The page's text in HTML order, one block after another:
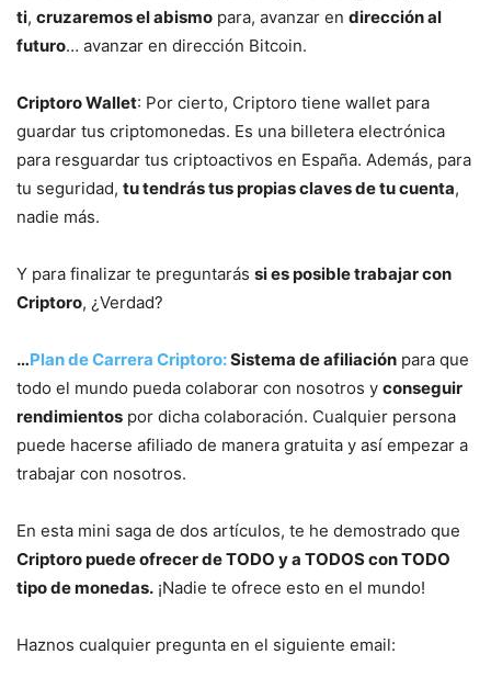
ti, cruzaremos el abismo para, avanzar en dirección al
futuro… avanzar en dirección Bitcoin.
Criptoro Wallet: Por cierto, Criptoro tiene wallet para
guardar tus criptomonedas. Es una billetera electrónica
para resguardar tus criptoactivos en España. Además, para
tu seguridad, tu tendrás tus propias claves de tu cuenta,
nadie más.
Y para finalizar te preguntarás si es posible trabajar con
Criptoro, ¿Verdad?
…Plan de Carrera Criptoro:Sistema de afiliación para que
todo el mundo pueda colaborar con nosotros y conseguir
rendimientos por dicha colaboración. Cualquier persona
puede hacerse afiliado de manera gratuita y así empezar a
trabajar con nosotros.
En esta mini saga de dos artículos, te he demostrado que
Criptoro puede ofrecer de TODO y a TODOS con TODO
tipo de monedas. ¡Nadie te ofrece esto en el mundo!
Haznos cualquier pregunta en el siguiente email: